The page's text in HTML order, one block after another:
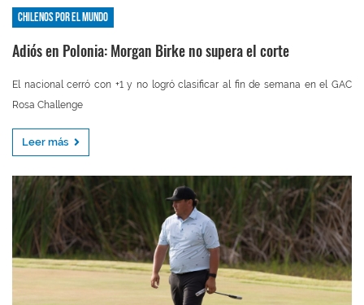
Chilenos por el mundo
Adiós en Polonia: Morgan Birke no supera el corte
El nacional cerró con +1 y no logró clasificar al fin de semana en el GAC
Rosa Challenge
Leer más